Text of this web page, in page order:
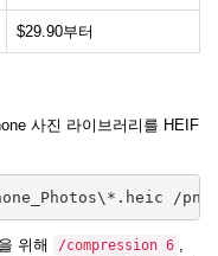
$29.90부터
사진 라이브러리를 HEIF
/png
위해 /compression 6 ,